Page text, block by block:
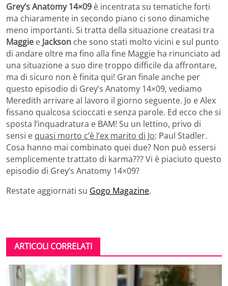
Grey’s Anatomy 14×09 è incentrata su tematiche forti
ma chiaramente in secondo piano ci sono dinamiche
meno importanti. Si tratta della situazione creatasi tra
Maggie e Jackson che sono stati molto vicini e sul punto
di andare oltre ma fino alla fine Maggie ha rinunciato ad
una situazione a suo dire troppo difficile da affrontare,
ma di sicuro non è finita qui! Gran finale anche per
questo episodio di Grey’s Anatomy 14×09, vediamo
Meredith arrivare al lavoro il giorno seguente. Jo e Alex
fissano qualcosa scioccati e senza parole. Ed ecco che si
sposta l’inquadratura e BAM! Su un lettino, privo di
sensi e quasi morto c’è l’ex marito di Jo: Paul Stadler.
Cosa hanno mai combinato quei due? Non può essersi
semplicemente trattato di karma??? Vi è piaciuto questo
episodio di Grey’s Anatomy 14×09?
Restate aggiornati su Gogo Magazine.
ARTICOLI CORRELATI